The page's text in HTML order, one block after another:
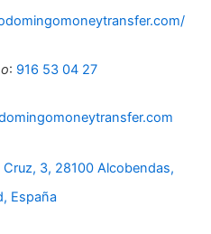
: 916 53 04 27
Cruz, 3, 28100 Alcobendas,
España